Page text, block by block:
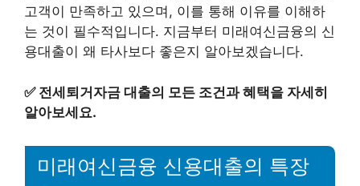
고객이 만족하고 있으며, 이를 통해 이유를 이해하
는 것이 필수적입니다. 지금부터 미래여신금융의 신
용대출이 왜 타사보다 좋은지 알아보겠습니다.
✅ 전세퇴거자금 대출의 모든 조건과 혜택을 자세히
알아보세요.
미래여신금융 신용대출의 특장